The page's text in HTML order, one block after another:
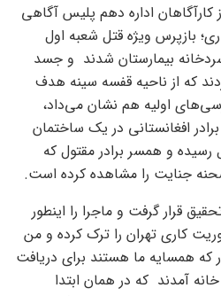
کارآگاهان اداره دهم پلیس آگاهی
بازپرس ویژه قتل شعبه اول
بیمارستان شدند و جسد
کردند که از ناحیه قفسه سینه هدف
اولیه هم نشان می‌داد،
مقتول در جریان درگیری با 3 برادر افغانستانی در یک ساختمان
رسیده و همسر برادر مقتول که
جنایت را مشاهده کرده است.
قرار گرفت و ماجرا را اینطور
کاری تهران را ترک کرده و من
تنها بودم. این 3 برادر که همسایه ما هستند برای دریافت
آمدند که در همان ابتدا